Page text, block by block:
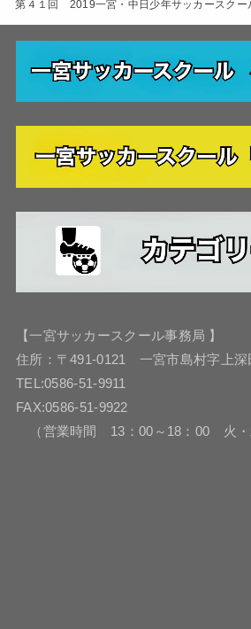
第４１回 2019一宮・中日少年サッカースク
【一宮サッカースクール事務局 】
住所：〒491-0121 一宮市島村字上深
TEL:0586-51-9911
FAX:0586-51-9922
（営業時間 13：00～18：00 火・